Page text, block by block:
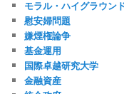
モラル・ハイグラウン
慰安婦問題
嫌煙権論争
基金運用
国際卓越研究大学
金融資産